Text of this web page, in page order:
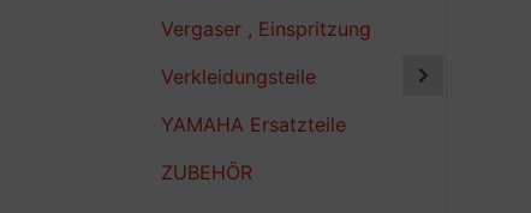
Vergaser , Einspritzung
Verkleidungsteile
YAMAHA Ersatzteile
ZUBEHÖR